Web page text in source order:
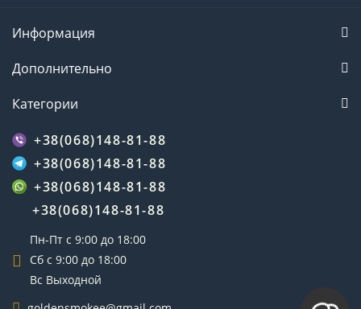
Информация
Дополнительно
Категории
+38(068)148-81-88
+38(068)148-81-88
+38(068)148-81-88
+38(068)148-81-88
Пн-Пт с 9:00 до 18:00
Сб с 9:00 до 18:00
Вс Выходной